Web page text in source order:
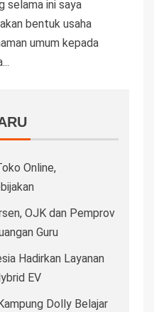
selama ini saya
bentuk usaha
umum kepada
Online,
OJK dan Pemprov
Guru
Hadirkan Layanan
EV
Dolly Belajar